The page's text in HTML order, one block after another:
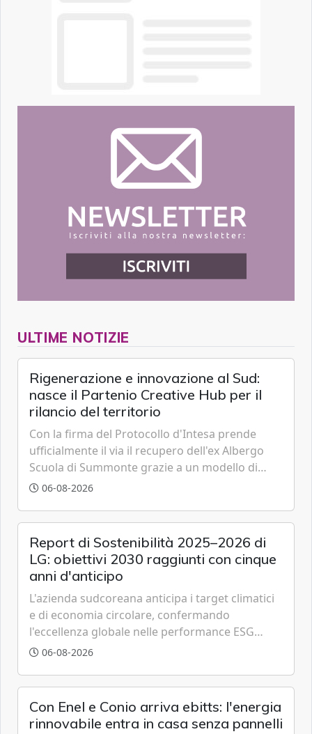
ULTIME NOTIZIE
Rigenerazione e innovazione al Sud:
nasce il Partenio Creative Hub per il
rilancio del territorio
Con la firma del Protocollo d'Intesa prende
ufficialmente il via il recupero dell'ex Albergo
Scuola di Summonte grazie a un modello di
partenariato pubblico-privato e a una rete di
06-08-2026
Report di Sostenibilità 2025–2026 di
LG: obiettivi 2030 raggiunti con cinque
anni d'anticipo
L'azienda sudcoreana anticipa i target climatici
e di economia circolare, confermando
l'eccellenza globale nelle performance ESG
grazie a innovazione, accessibilità e governance
06-08-2026
Con Enel e Conio arriva ebitts: l'energia
rinnovabile entra in casa senza pannelli